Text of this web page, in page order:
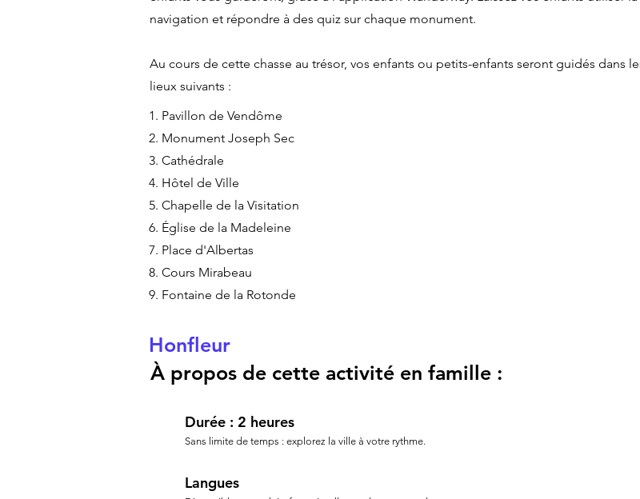
navigation et répondre à des quiz sur chaque monument.
Au cours de cette chasse au trésor, vos enfants ou petits-enfants seront guidés dans
lieux suivants :
1. Pavillon de Vendôme
2. Monument Joseph Sec
3. Cathédrale
4. Hôtel de Ville
5. Chapelle de la Visitation
6. Église de la Madeleine
7. Place d'Albertas
8. Cours Mirabeau
9. Fontaine de la Rotonde
Honfleur
À propos de cette activité en famille :
Durée : 2 heures
Sans limite de temps : explorez la ville à votre rythme.
Langues